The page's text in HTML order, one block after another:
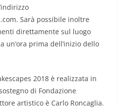
Sarà possibile inoltre
direttamente sul luogo
un’ora prima dell’inizio dello
2018 è realizzata in
di Fondazione
artistico è Carlo Roncaglia.